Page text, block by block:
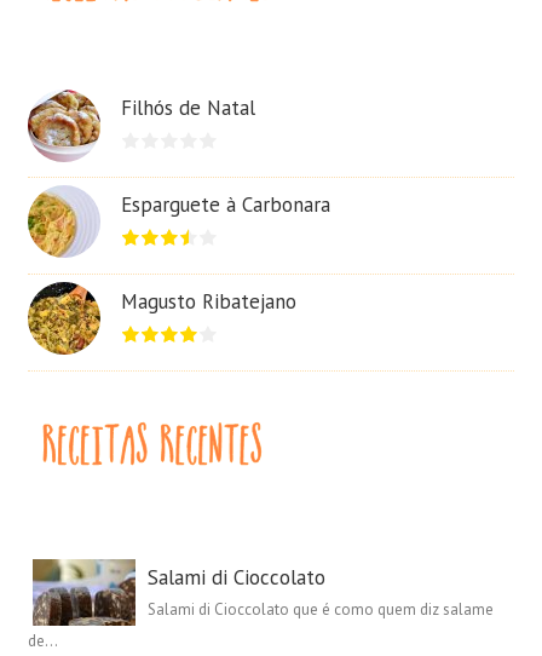
Filhós de Natal
Esparguete à Carbonara
Magusto Ribatejano
Salami di Cioccolato
Salami di Cioccolato que é como quem diz salame
de...